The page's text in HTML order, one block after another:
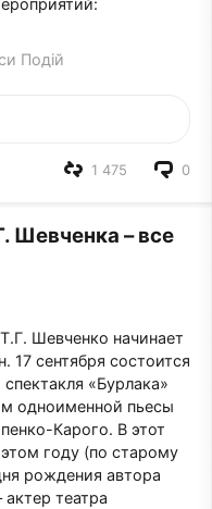
Подій
0
1 475
Шевченка – все
Шевченко начинает
17 сентября состоится
«Бурлака»
одноименной пьесы
Карого. В этот
году (по старому
рождения автора
театра